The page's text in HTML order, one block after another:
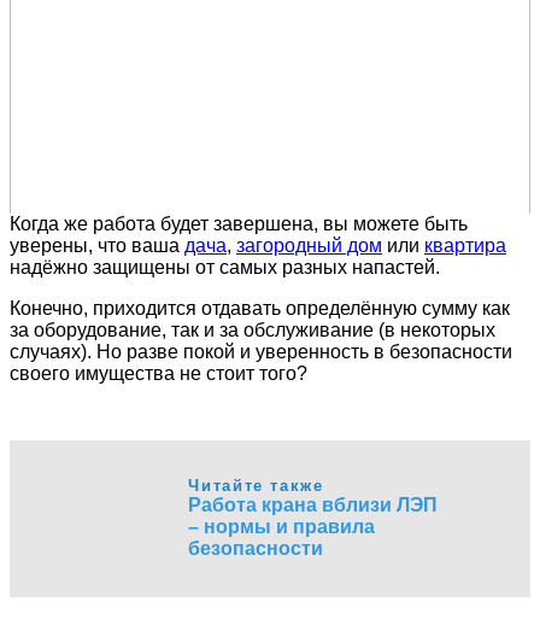
Когда же работа будет завершена, вы можете быть
уверены, что ваша дача, загородный дом или квартира
надёжно защищены от самых разных напастей.
Конечно, приходится отдавать определённую сумму как
за оборудование, так и за обслуживание (в некоторых
случаях). Но разве покой и уверенность в безопасности
своего имущества не стоит того?
Читайте также
Работа крана вблизи ЛЭП
– нормы и правила
безопасности